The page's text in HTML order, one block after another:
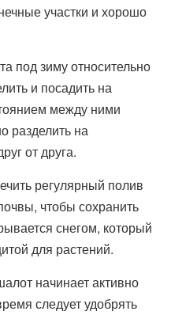
участки и хорошо
под зиму относительно
и посадить на
между ними
разделить на
от друга.
регулярный полив
чтобы сохранить
снегом, который
для растений.
начинает активно
следует удобрять